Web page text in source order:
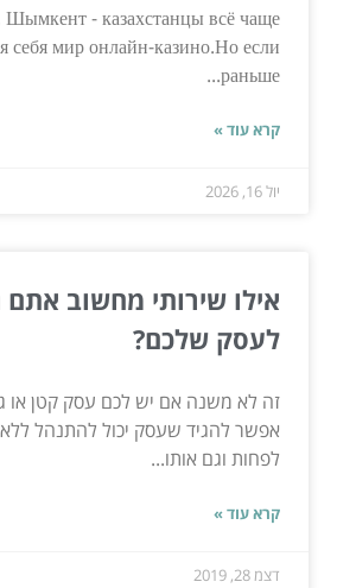
- казахстанцы всё чаще
себя мир онлайн-казино.Но если
раньше...
קרא עוד »
יול 16, 2026
אילו שירותי מחשוב אתם
לעסק שלכם?
זה לא משנה אם יש לכם עסק קטן או
אפשר להגיד שעסק יכול להתנהל
לפחות וגם אותו...
קרא עוד »
דצמ 28, 2019